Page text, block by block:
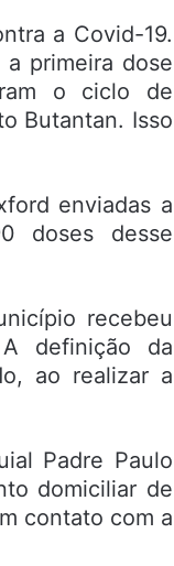
a Covid-19.
primeira dose
o ciclo de
Butantan. Isso
enviadas a
doses desse
recebeu
definição da
ao realizar a
Padre Paulo
domiciliar de
contato com a